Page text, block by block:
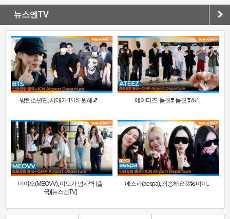
뉴스엔TV
방탄소년단, 시대가 ‘BTS’ 원해🎵 .. 에이티즈, 둠칫❣️ 둠칫❣&#..
미야오(MEOVV), 미모가 넘사벽 (출
국)[뉴스엔TV]
에스파(aespa), 죄송해요🥺🎤마이..